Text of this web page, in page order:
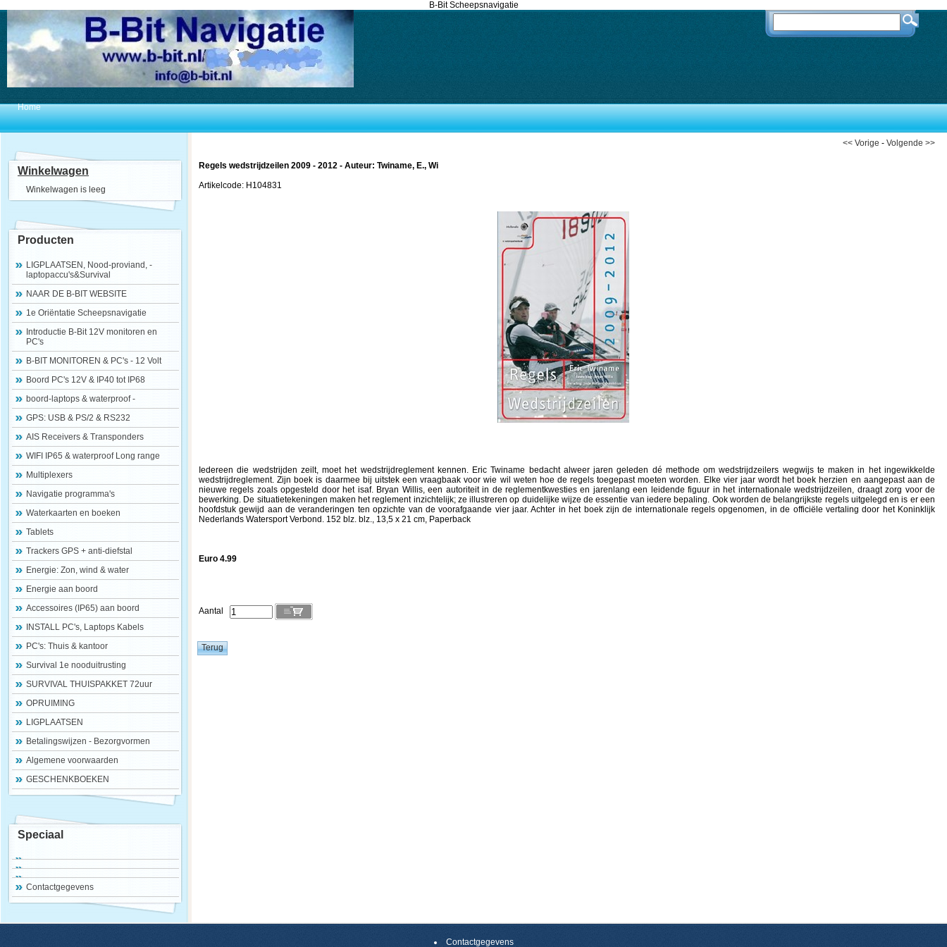
B-Bit Scheepsnavigatie
Home
Winkelwagen
Winkelwagen is leeg
Producten
LIGPLAATSEN, Nood-proviand, -
laptopaccu's&Survival
NAAR DE B-BIT WEBSITE
1e Oriëntatie Scheepsnavigatie
Introductie B-Bit 12V monitoren en
PC's
B-BIT MONITOREN & PC's - 12 Volt
Boord PC's 12V & IP40 tot IP68
boord-laptops & waterproof -
GPS: USB & PS/2 & RS232
AIS Receivers & Transponders
WIFI IP65 & waterproof Long range
Multiplexers
Navigatie programma's
Waterkaarten en boeken
Tablets
Trackers GPS + anti-diefstal
Energie: Zon, wind & water
Energie aan boord
Accessoires (IP65) aan boord
INSTALL PC's, Laptops Kabels
PC's: Thuis & kantoor
Survival 1e nooduitrusting
SURVIVAL THUISPAKKET 72uur
OPRUIMING
LIGPLAATSEN
Betalingswijzen - Bezorgvormen
Algemene voorwaarden
GESCHENKBOEKEN
Speciaal
Contactgegevens
<< Vorige - Volgende >>
Regels wedstrijdzeilen 2009 - 2012 - Auteur: Twiname, E., Wi
Artikelcode: H104831
Iedereen die wedstrijden zeilt, moet het wedstrijdreglement kennen. Eric Twiname bedacht alweer jaren geleden dé methode om wedstrijdzeilers wegwijs te maken in het ingewikkelde
wedstrijdreglement. Zijn boek is daarmee bij uitstek een vraagbaak voor wie wil weten hoe de regels toegepast moeten worden. Elke vier jaar wordt het boek herzien en aangepast aan de
nieuwe regels zoals opgesteld door het isaf. Bryan Willis, een autoriteit in de reglementkwesties en jarenlang een leidende figuur in het internationale wedstrijdzeilen, draagt zorg voor de
bewerking. De situatietekeningen maken het reglement inzichtelijk; ze illustreren op duidelijke wijze de essentie van iedere bepaling. Ook worden de belangrijkste regels uitgelegd en is er een
hoofdstuk gewijd aan de veranderingen ten opzichte van de voorafgaande vier jaar. Achter in het boek zijn de internationale regels opgenomen, in de officiële vertaling door het Koninklijk
Nederlands Watersport Verbond. 152 blz. blz., 13,5 x 21 cm, Paperback
Euro 4.99
Aantal
Contactgegevens